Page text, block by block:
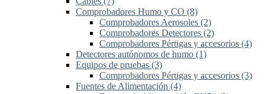
Comprobadores Humo y CO (8)
Comprobadores Aerosoles (2)
Comprobadores Detectores (2)
Comprobadores Pértigas y accesorios (4)
Detectores autónomos de humo (1)
Equipos de pruebas (3)
Comprobadores Pértigas y accesorios (3)
Fuentes de Alimentación (4)